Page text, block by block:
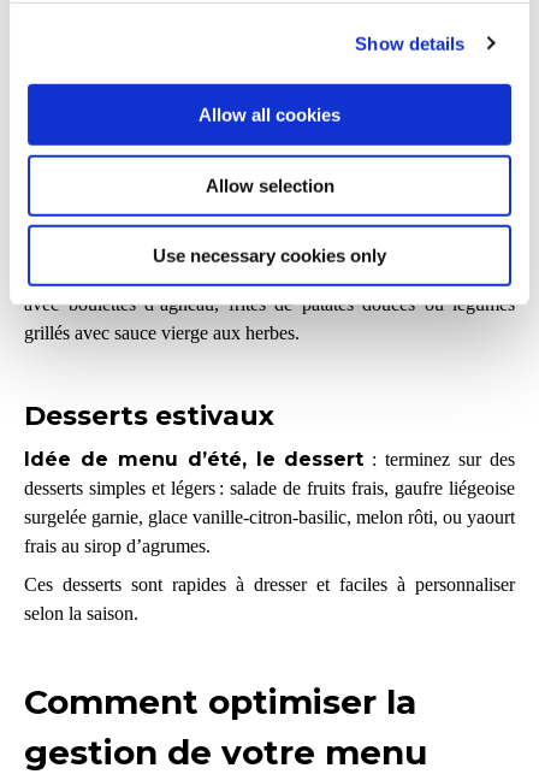
Show details
Allow all cookies
Allow selection
Use necessary cookies only
McCain ou des croûtons maison pour la texture.
Plats principaux
Idée de menu d’été, le plat: Misez sur les classiques
revisités : steak de thon grillé, filet de poulet rôti au citron,
avec boulettes d’agneau, frites de patates douces ou légumes
grillés avec sauce vierge aux herbes.​
Desserts estivaux
Idée de menu d’été, le dessert : terminez sur des
desserts simples et légers : salade de fruits frais, gaufre liégeoise
surgelée garnie, glace vanille-citron-basilic, melon rôti, ou yaourt
frais au sirop d’agrumes.
Ces desserts sont rapides à dresser et faciles à personnaliser
selon la saison.
Comment optimiser la
gestion de votre menu